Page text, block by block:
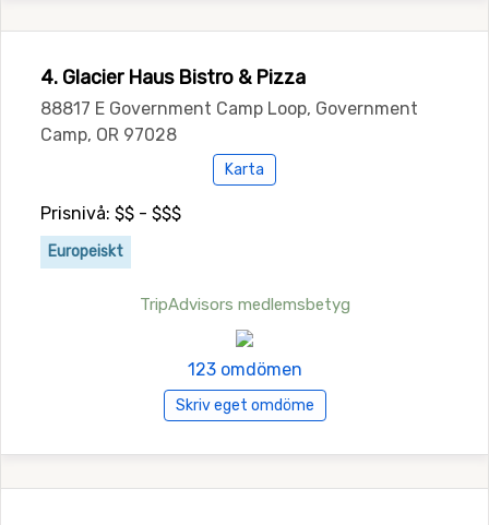
4. Glacier Haus Bistro & Pizza
88817 E Government Camp Loop, Government
Camp, OR 97028
Karta
Prisnivå: $$ - $$$
Europeiskt
TripAdvisors medlemsbetyg
123 omdömen
Skriv eget omdöme